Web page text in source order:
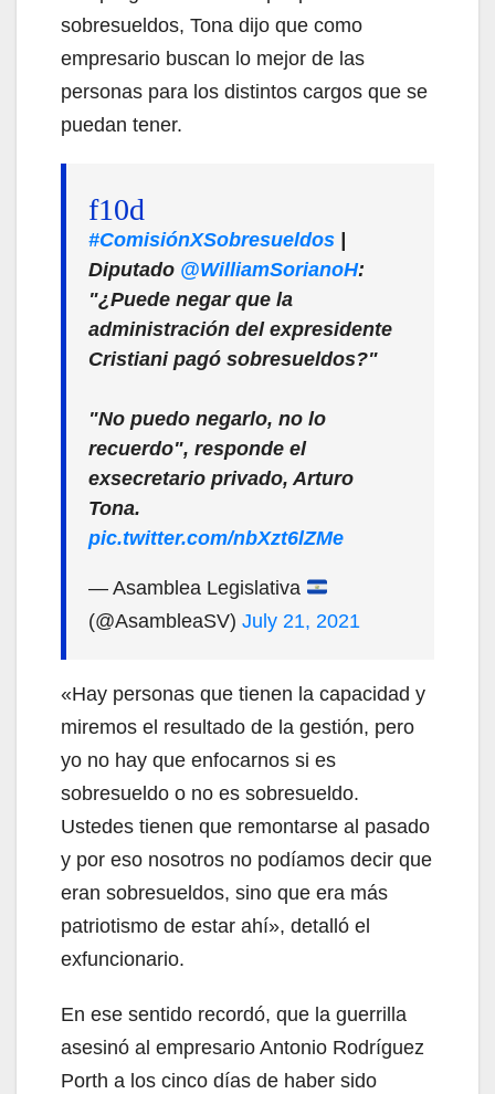
sobresueldos, Tona dijo que como
empresario buscan lo mejor de las
personas para los distintos cargos que se
puedan tener.
#ComisiónXSobresueldos
Diputado @WilliamSorianoH:
"¿Puede negar que la
administración del expresidente
Cristiani pagó sobresueldos?"
"No puedo negarlo, no lo
recuerdo", responde el
exsecretario privado, Arturo
Tona.
pic.twitter.com/nbXzt6lZMe
— Asamblea Legislativa
(@AsambleaSV) July 21, 2021
«Hay personas que tienen la capacidad y
miremos el resultado de la gestión, pero
yo no hay que enfocarnos si es
sobresueldo o no es sobresueldo.
Ustedes tienen que remontarse al pasado
y por eso nosotros no podíamos decir que
eran sobresueldos, sino que era más
patriotismo de estar ahí», detalló el
exfuncionario.
En ese sentido recordó, que la guerrilla
asesinó al empresario Antonio Rodríguez
Porth a los cinco días de haber sido